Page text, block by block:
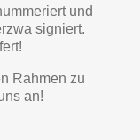
und
signiert.
Rahmen zu
an!